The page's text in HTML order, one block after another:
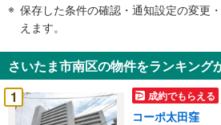
知
を
受
け
保存した条件の確認・通知設定の変更
えます。
さいたま市南区の物件をランキング
1
成約でもらえる
コーポ太田窪